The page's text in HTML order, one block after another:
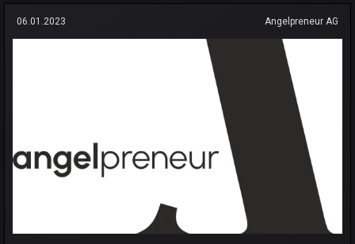
06.01.2023 Angelpreneur AG